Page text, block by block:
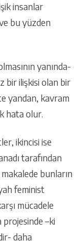
insanlar
bu yüzden
yanında-
bir ilişkisi olan bir
yandan, kavram
hata olur.
ikincisi ise
tarafından
bunların
feminist
mücadele
–ki
daha